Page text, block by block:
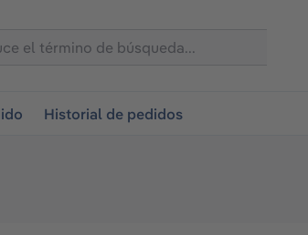
Historial de pedidos